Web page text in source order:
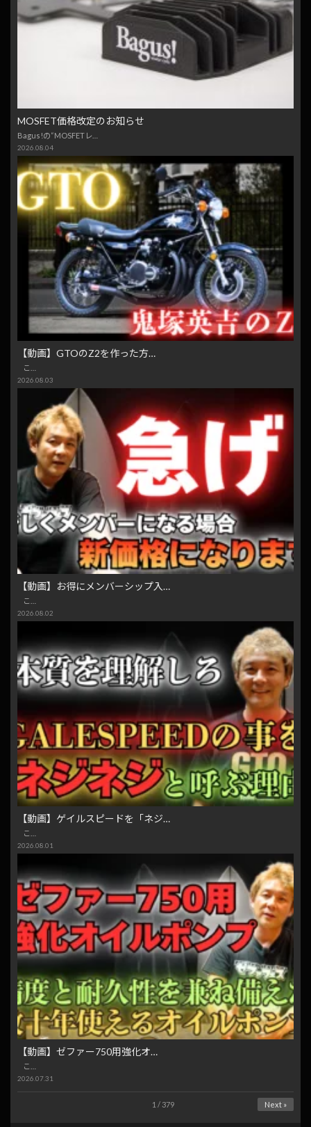
MOSFET価格改定のお知らせ
Bagus!の“MOSFETレ…
2026.08.04
【動画】GTOのZ2を作った方…
こ…
2026.08.03
【動画】お得にメンバーシップ入…
こ…
2026.08.02
【動画】ゲイルスピードを「ネジ…
こ…
2026.08.01
【動画】ゼファー750用強化オ…
こ…
2026.07.31
1 / 379 Next »